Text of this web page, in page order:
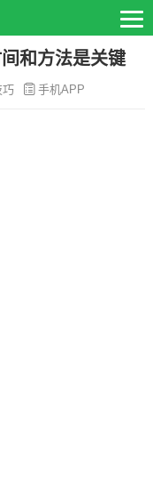
和方法是关键
巧 手机APP